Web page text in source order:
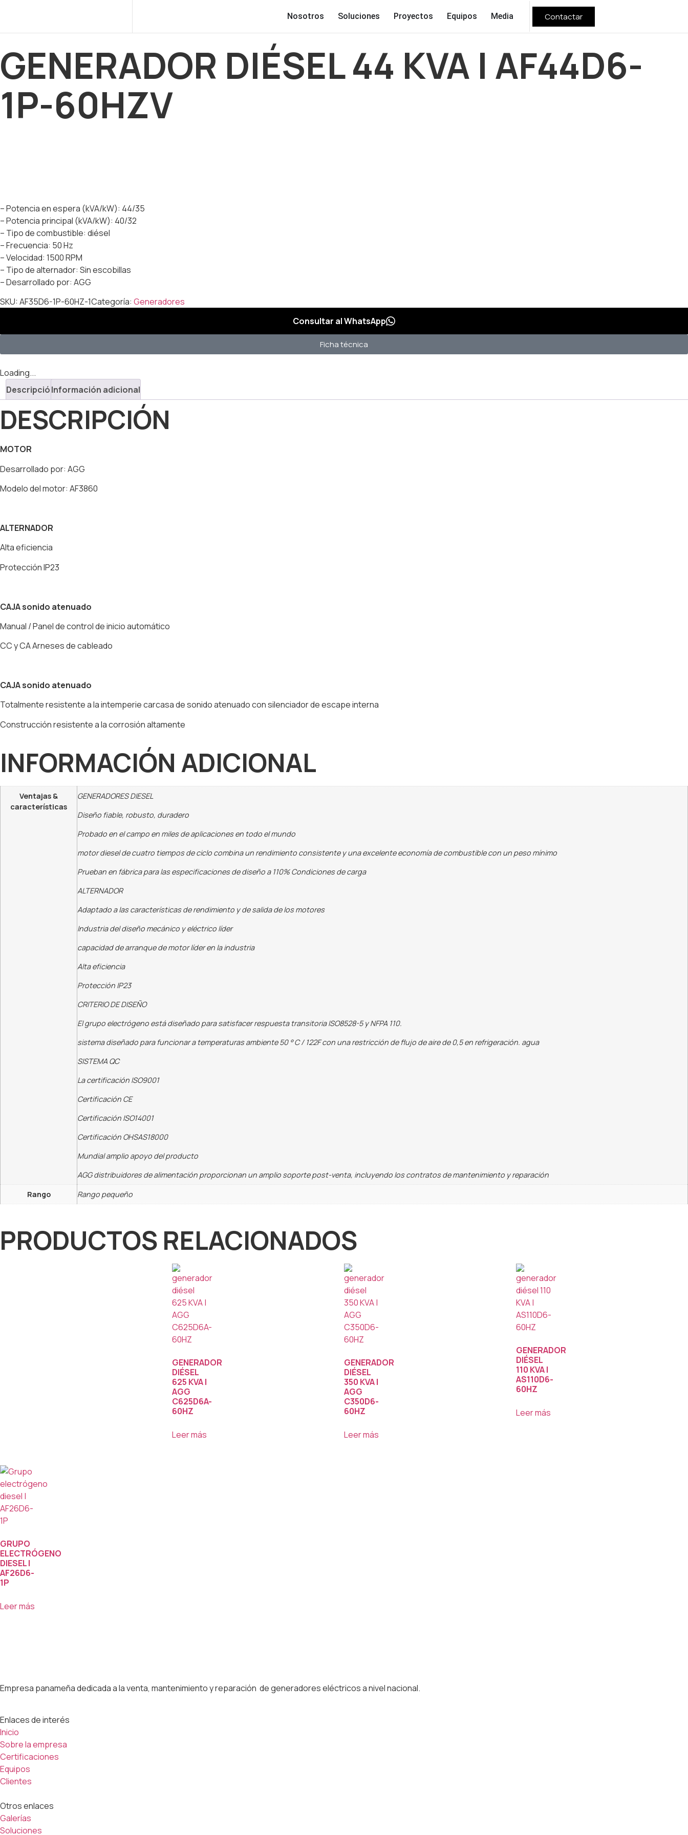
Nosotros Soluciones Proyectos Equipos Media Contactar
GENERADOR DIÉSEL 44 KVA | AF44D6-
1P-60HZV
– Potencia en espera (kVA/kW): 44/35
– Potencia principal (kVA/kW): 40/32
– Tipo de combustible: diésel
– Frecuencia: 50 Hz
– Velocidad: 1500 RPM
– Tipo de alternador: Sin escobillas
– Desarrollado por: AGG
SKU:AF35D6-1P-60HZ-1Categoría: Generadores
Consultar al WhatsApp
Ficha técnica
Loading...
DescripciónInformación adicional
DESCRIPCIÓN
MOTOR
Desarrollado por: AGG
Modelo del motor: AF3860
ALTERNADOR
Alta eficiencia
Protección IP23
CAJA sonido atenuado
Manual / Panel de control de inicio automático
CC y CA Arneses de cableado
CAJA sonido atenuado
Totalmente resistente a la intemperie carcasa de sonido atenuado con silenciador de escape interna
Construcción resistente a la corrosión altamente
INFORMACIÓN ADICIONAL
Ventajas &
características
GENERADORES DIESEL
Diseño fiable, robusto, duradero
Probado en el campo en miles de aplicaciones en todo el mundo
motor diesel de cuatro tiempos de ciclo combina un rendimiento consistente y una excelente economía de combustible con un peso mínimo
Prueban en fábrica para las especificaciones de diseño a 110% Condiciones de carga
ALTERNADOR
Adaptado a las características de rendimiento y de salida de los motores
Industria del diseño mecánico y eléctrico líder
capacidad de arranque de motor líder en la industria
Alta eficiencia
Protección IP23
CRITERIO DE DISEÑO
El grupo electrógeno está diseñado para satisfacer respuesta transitoria ISO8528-5 y NFPA 110.
sistema diseñado para funcionar a temperaturas ambiente 50 ° C / 122F con una restricción de flujo de aire de 0,5 en refrigeración. agua
SISTEMA QC
La certificación ISO9001
Certificación CE
Certificación ISO14001
Certificación OHSAS18000
Mundial amplio apoyo del producto
AGG distribuidores de alimentación proporcionan un amplio soporte post-venta, incluyendo los contratos de mantenimiento y reparación
Rango
Rango pequeño
PRODUCTOS RELACIONADOS
GENERADOR
DIÉSEL
625 KVA |
AGG
C625D6A-
60HZ
Leer más
GENERADOR
DIÉSEL
350 KVA |
AGG
C350D6-
60HZ
Leer más
GENERADOR
DIÉSEL
110 KVA |
AS110D6-
60HZ
Leer más
GRUPO
ELECTRÓGENO
DIESEL |
AF26D6-
1P
Leer más
Empresa panameña dedicada a la venta, mantenimiento y reparación de generadores eléctricos a nivel nacional.
Enlaces de interés
Inicio
Sobre la empresa
Certificaciones
Equipos
Clientes
Otros enlaces
Galerías
Soluciones